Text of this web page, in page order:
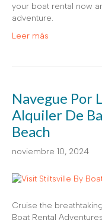
your boat rental now
adventure.
Leer más
Navegue Por
Alquiler De
Beach
noviembre 10, 2024
Cruise the
Boat Rental